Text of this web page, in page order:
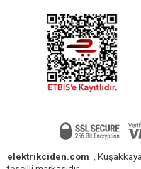
elektrikciden.com ,